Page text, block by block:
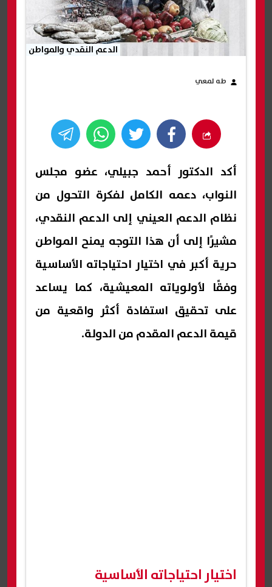
الدعم النقدي والمواطن
طه لمعي
أكد الدكتور أحمد جبيلي، عضو مجلس
النواب، دعمه الكامل لفكرة التحول من
نظام الدعم العيني إلى الدعم النقدي،
مشيرًا إلى أن هذا التوجه يمنح المواطن
حرية أكبر في اختيار احتياجاته الأساسية
وفقًا لأولوياته المعيشية، كما يساعد
على تحقيق استفادة أكثر واقعية من
قيمة الدعم المقدم من الدولة.
اختيار احتياجاته الأساسية